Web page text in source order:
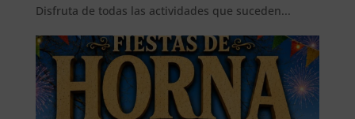
Disfruta de todas las actividades que suceden...